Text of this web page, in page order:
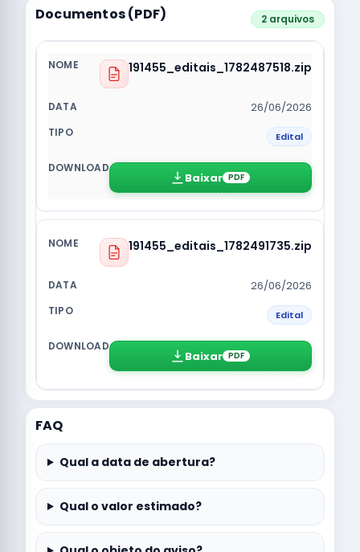
Documentos (PDF) 2 arquivos
191455_editais_1782487518.zip
26/06/2026
Edital
Baixar PDF
191455_editais_1782491735.zip
26/06/2026
Edital
Baixar PDF
FAQ
Qual a data de abertura?
Qual o valor estimado?